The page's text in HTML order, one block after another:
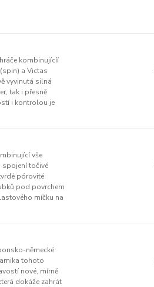
kombinujícíí
a Victas
vyvinutá silná
tak i přesně
i kontrolou je
vše
točivé
pórovité
pod povrchem
míčku na
německé
tohoto
nové, mírně
dokáže zahrát